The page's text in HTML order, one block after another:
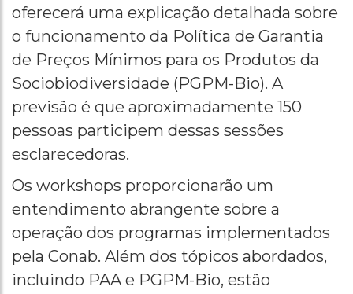
oferecerá uma explicação detalhada sobre
o funcionamento da Política de Garantia
de Preços Mínimos para os Produtos da
Sociobiodiversidade (PGPM-Bio). A
previsão é que aproximadamente 150
pessoas participem dessas sessões
esclarecedoras.
Os workshops proporcionarão um
entendimento abrangente sobre a
operação dos programas implementados
pela Conab. Além dos tópicos abordados,
incluindo PAA e PGPM-Bio, estão